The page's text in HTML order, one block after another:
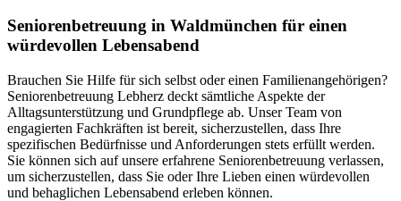
Senioren­betreuung in Waldmünchen für einen
würdevollen Lebensabend
Brauchen Sie Hilfe für sich selbst oder einen Familienangehörigen?
Seniorenbetreuung Lebherz deckt sämtliche Aspekte der
Alltagsunterstützung und Grundpflege ab. Unser Team von
engagierten Fachkräften ist bereit, sicherzustellen, dass Ihre
spezifischen Bedürfnisse und Anforderungen stets erfüllt werden.
Sie können sich auf unsere erfahrene Seniorenbetreuung verlassen,
um sicherzustellen, dass Sie oder Ihre Lieben einen würdevollen
und behaglichen Lebensabend erleben können.